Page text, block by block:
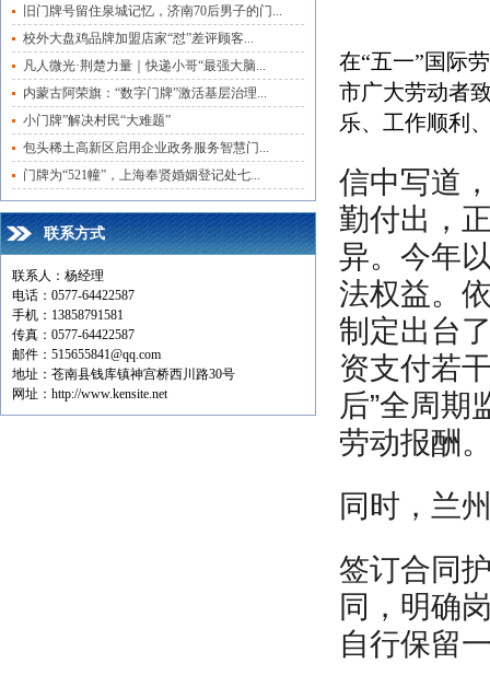
旧门牌号留住泉城记忆，济南70后男子的门...
校外大盘鸡品牌加盟店家“怼”差评顾客...
凡人微光·荆楚力量｜快递小哥“最强大脑...
内蒙古阿荣旗：“数字门牌”激活基层治理...
小门牌”解决村民“大难题”
包头稀土高新区启用企业政务服务智慧门...
门牌为“521幢”，上海奉贤婚姻登记处七...
联系方式
联系人：杨经理
电话：0577-64422587
手机：13858791581
传真：0577-64422587
邮件：515655841@qq.com
地址：苍南县钱库镇神宫桥西川路30号
网址：http://www.kensite.net
在“五一”国际
市广大劳动者
乐、工作顺利
信中写道
勤付出，
异。今年
法权益。
制定出台
资支付若
后”全周
劳动报酬
同时，兰
签订合同
同，明确
自行保留